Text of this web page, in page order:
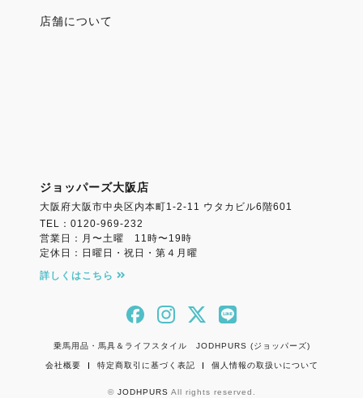
店舗について
ジョッパーズ大阪店
大阪府大阪市中央区内本町1-2-11 ウタカビル6階601
TEL：0120-969-232
営業日：月〜土曜 11時〜19時
定休日：日曜日・祝日・第４月曜
詳しくはこちら
乗馬用品・馬具＆ライフスタイル JODHPURS (ジョッパーズ)
会社概要 特定商取引に基づく表記 個人情報の取扱いについて
© JODHPURS All rights reserved.